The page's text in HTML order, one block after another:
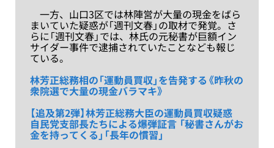
一方、山口3区では林陣営が大量の現金をばら
まいていた疑惑が「週刊文春」の取材で発覚。さ
らに「週刊文春」では、林氏の元秘書が巨額イン
サイダー事件で逮捕されていたことなども報じ
ている。
林芳正総務相の「運動員買収」を告発する《昨秋の
衆院選で大量の現金バラマキ》
【追及第2弾】林芳正総務大臣の運動員買収疑惑
自民党支部長たちによる爆弾証言 「秘書さんがお
金を持ってくる」「長年の慣習」